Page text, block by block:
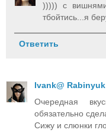
))))) с
тбойтись...я
Ответить
Ivank@ Rabinyuk
Очередная
обязательно
Сижу и слюнки